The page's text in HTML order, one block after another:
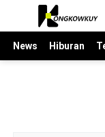
Langsung
News
Hiburan